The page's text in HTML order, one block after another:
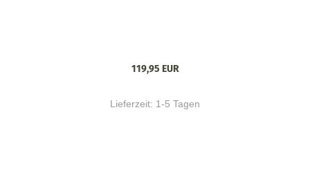
119,95 EUR
Lieferzeit: 1-5 Tagen